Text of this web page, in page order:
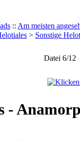
:: Am meisten
> Sonstige
Datei 6/12